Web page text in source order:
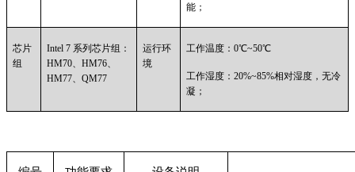
能；
芯片
组
Intel 7 系列芯片组：
HM70、HM76、
HM77、QM77
运行环
境
工作温度：0℃~50℃
工作湿度：20%~85%相对湿度，无冷
凝；